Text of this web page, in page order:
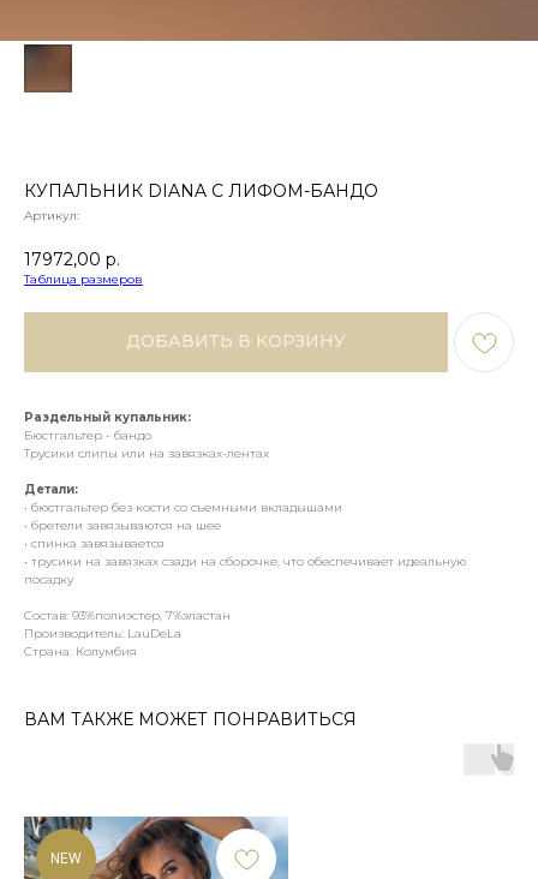
КУПАЛЬНИК DIANA С ЛИФОМ-БАНДО
Артикул:
17972,00 р.
Таблица размеров
ДОБАВИТЬ В КОРЗИНУ
Раздельный купальник:
Бюстгальтер - бандо
Трусики слипы или на завязках-лентах
Детали:
• бюстгальтер без кости со съемными вкладышами
• бретели завязываются на шее
• спинка завязывается
• трусики на завязках сзади на сборочке, что обеспечивает идеальную
посадку
Состав: 93%полиэстер, 7%эластан
Производитель: LauDeLa
Страна: Колумбия
ВАМ ТАКЖЕ МОЖЕТ ПОНРАВИТЬСЯ
NEW